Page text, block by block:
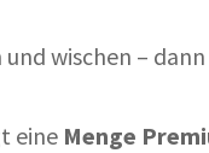
wischen –
eine Menge